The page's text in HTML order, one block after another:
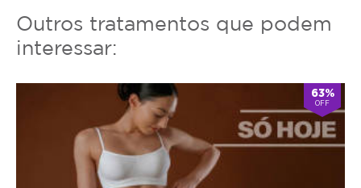
Outros tratamentos que podem
interessar:
63%
OFF